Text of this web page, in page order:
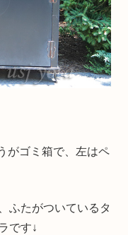
がゴミ箱で、左はペ
ふたがついているタ
です↓